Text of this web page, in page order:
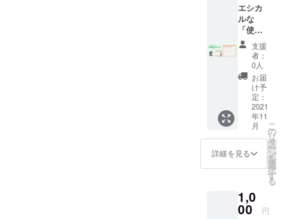
エシカ
ルな
「使え
る卓上
カレン
ダー」E
タイ
プ 1冊
※お届け
は、11
月下旬
を予定
してお
りま
す。 一
般販売
格：
1,320円
支援
者：
0人
お届
け予
定：
2021
年11
月
詳細を見る
こ
の
リ
タ
ー
ン
を
選
択
す
る
1,0
00 円